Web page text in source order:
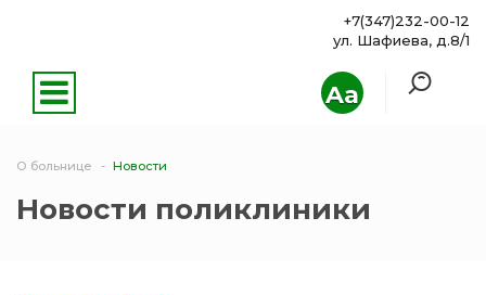
Aa
+7(347)232-00-12
ул. Шафиева, д.8/1
О больнице Новости
Новости поликлиники